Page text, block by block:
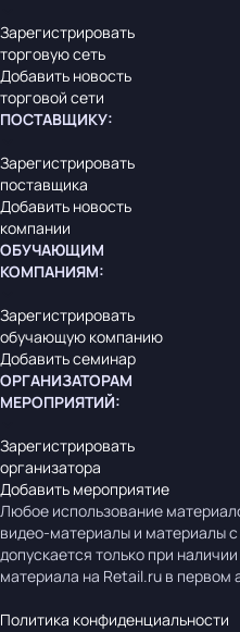
Зарегистрировать
торговую сеть
Добавить новость
торговой сети
ПОСТАВЩИКУ:
Зарегистрировать
поставщика
Добавить новость
компании
ОБУЧАЮЩИМ
КОМПАНИЯМ:
Зарегистрировать
обучающую компанию
Добавить семинар
ОРГАНИЗАТОРАМ
МЕРОПРИЯТИЙ:
Зарегистрировать
организатора
Добавить мероприятие
Любое использование
видео-материалы и материалы
допускается только при
материала на Retail.ru в первом
Политика конфиденциальности